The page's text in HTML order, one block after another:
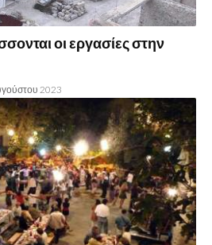
οι εργασίες στην
2023